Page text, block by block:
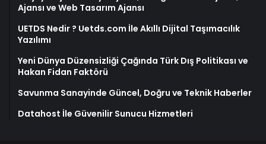
Ajansı ve Web Tasarım Ajansı
UETDS Nedir ? Uetds.com İle Akıllı Dijital Taşımacılık
Yazılımı
Yeni Dünya Düzensizliği Çağında Türk Dış Politikası ve
Hakan Fidan Faktörü
Savunma Sanayinde Güncel, Doğru ve Teknik Haberler
Datahost İle Güvenilir Sunucu Hizmetleri